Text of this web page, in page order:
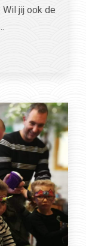
jij ook de